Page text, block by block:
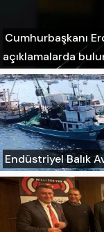
Cumhurbaşkanı
açıklamalarda
Endüstriyel Balık